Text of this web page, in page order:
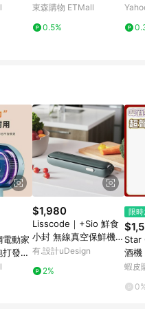
理機探索者+1.4公升雙
R
東森購物 ETMall
0.5%
電動家
發器
機
$1,980
Lisscode｜+Sio 鮮食
小封 無線真空保鮮機
(夜幕綠)
有.設計uDesign
2%
限
Star
酒機
波震
酒金
蝦皮